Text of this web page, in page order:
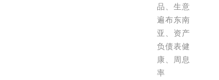
品、生意
遍布东南
亚、资产
负债表健
康、周息
率